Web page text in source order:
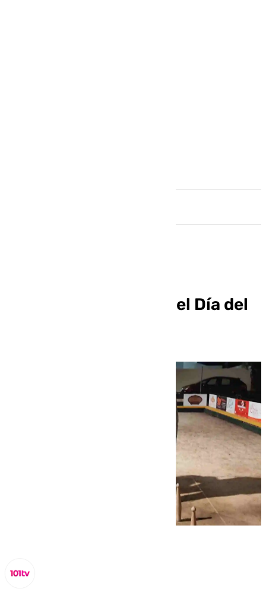
Entrega de premios del Día del